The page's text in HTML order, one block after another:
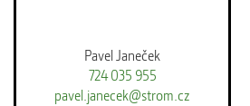
Pavel Janeček
724 035 955
pavel.janecek@strom.cz